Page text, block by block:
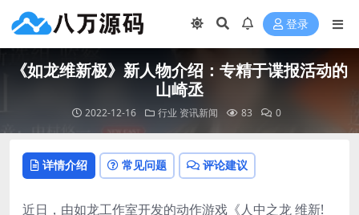
登录
《如龙维新极》新人物介绍：专精于谍报活动的
山崎丞
2022-12-16 行业 资讯新闻 83 0
详情介绍 常见问题 评论建议
近日，由如龙工作室开发的动作游戏《人中之龙 维新!